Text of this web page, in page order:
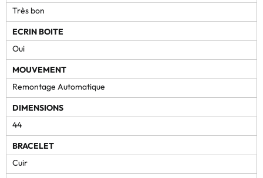
Très bon
ECRIN BOITE
Oui
MOUVEMENT
Remontage Automatique
DIMENSIONS
44
BRACELET
Cuir